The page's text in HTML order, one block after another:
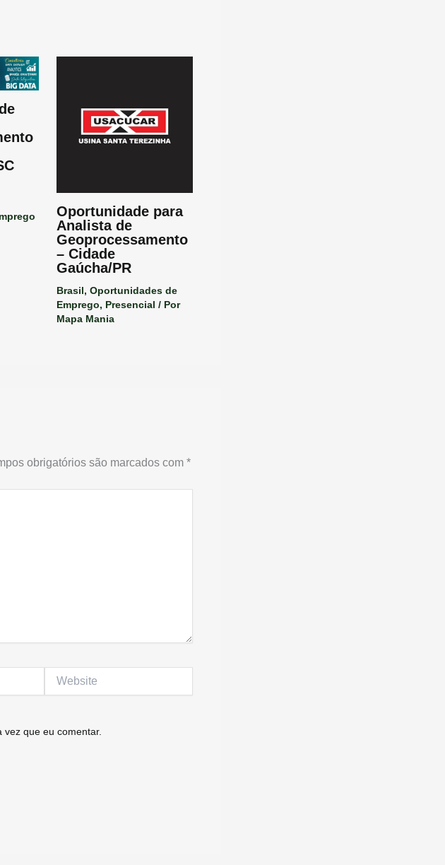
Oportunidade para
Analista de
Geoprocessamento
– Cidade
Gaúcha/PR
Brasil, Oportunidades de
Emprego, Presencial / Por
Mapa Mania
obrigatórios são marcados com *
que eu comentar.